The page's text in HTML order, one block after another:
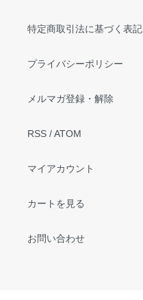
特定商取引法に基づく表記
プライバシーポリシー
メルマガ登録・解除
RSS /ATOM
マイアカウント
カートを見る
お問い合わせ